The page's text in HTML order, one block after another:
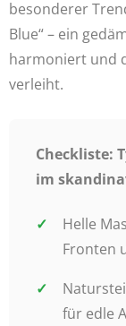
besonderer
Blue“ – ein
harmoniert und
verleiht.
Checkliste:
im
Helle
Fronten
für edle